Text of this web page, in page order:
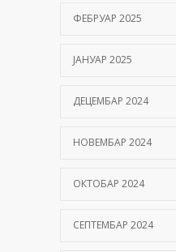
ФЕБРУАР 2025
ЈАНУАР 2025
ДЕЦЕМБАР 2024
НОВЕМБАР 2024
ОКТОБАР 2024
СЕПТЕМБАР 2024